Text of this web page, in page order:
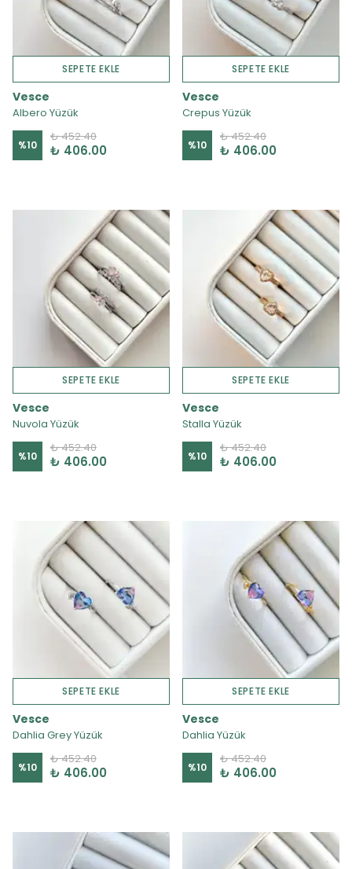
SEPETE EKLE
Vesce
Albero Yüzük
%10
₺ 452.40
₺ 406.00
SEPETE EKLE
Vesce
Crepus Yüzük
%10
₺ 452.40
₺ 406.00
SEPETE EKLE
Vesce
Nuvola Yüzük
%10
₺ 452.40
₺ 406.00
SEPETE EKLE
Vesce
Stalla Yüzük
%10
₺ 452.40
₺ 406.00
SEPETE EKLE
Vesce
Dahlia Grey Yüzük
%10
₺ 452.40
₺ 406.00
SEPETE EKLE
Vesce
Dahlia Yüzük
%10
₺ 452.40
₺ 406.00